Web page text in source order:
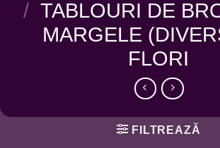
/ TABLOURI DE
MARGELE
FLORI
FILTREAZĂ